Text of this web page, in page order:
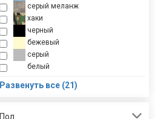
серый меланж
хаки
черный
бежевый
серый
белый
розовый
Развенуть все (21)
Пол